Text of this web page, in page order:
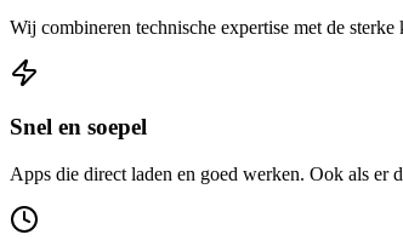
Wij combineren technische expertise met de
Snel en soepel
Apps die direct laden en goed werken. Ook als er